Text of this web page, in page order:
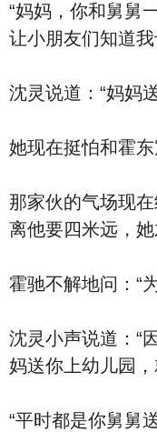
“妈妈，你和舅舅
让小朋友们知道
沈灵说道：“妈妈
她现在挺怕和霍东
那家伙的气场现
离他要四米远，她
霍驰不解地问：“
沈灵小声说道：“
妈送你上幼儿园
“平时都是你舅舅